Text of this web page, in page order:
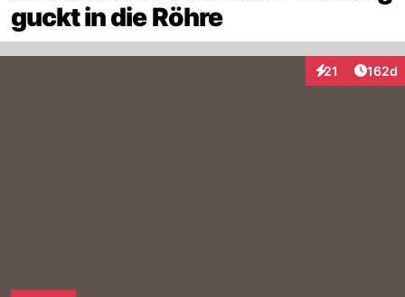
guckt in die Röhre
21
Interaktionen
162d